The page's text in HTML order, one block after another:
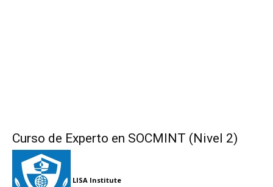
Curso de Experto en SOCMINT (Nivel 2)
LISA Institute